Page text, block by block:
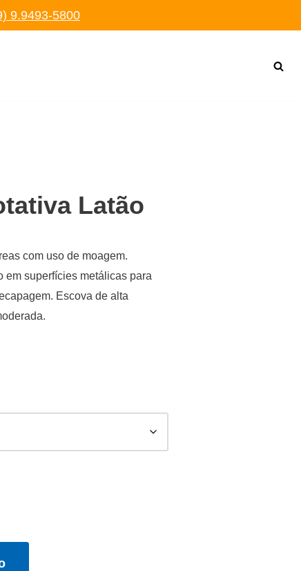
9.9493-5800
Latão
com uso de moagem.
em superfícies metálicas para
Escova de alta